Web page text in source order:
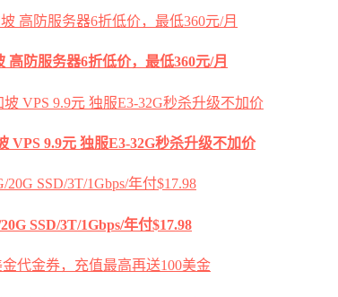
高防服务器6折低价，最低360元/月
VPS 9.9元 独服E3-32G秒杀升级不加价
SSD/3T/1Gbps/年付$17.98